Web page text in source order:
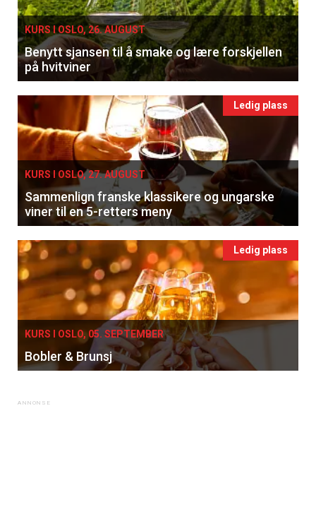
×
Få ukentlige nyhetsbrev fra
Vi tilbyr flere ukentlige nyhetsbrev. Du
kan fritt velge hvilke du ønsker å få
tilsendt.
Registrer deg
KURS I OSLO, 26. AUGUST
Benytt sjansen til å smake og lære forskjellen
på hvitviner
Ledig plass
KURS I OSLO, 27. AUGUST
Sammenlign franske klassikere og ungarske
viner til en 5-retters meny
Ledig plass
KURS I OSLO, 05. SEPTEMBER
Bobler & Brunsj